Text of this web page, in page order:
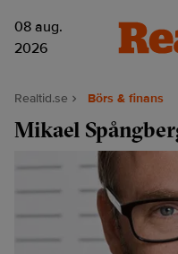
08 aug.
2026
Realtid.se Börs & finans
Mikael